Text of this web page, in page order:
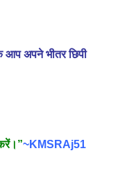
आप अपने भीतर छिपी
~KMSRAj51